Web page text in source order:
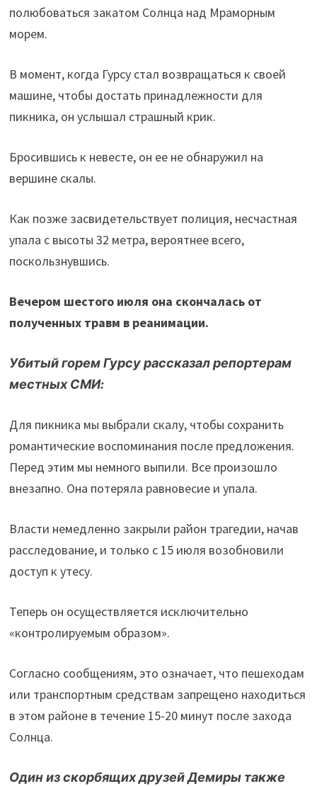
полюбоваться закатом Солнца над Мраморным
морем.
В момент, когда Гурсу стал возвращаться к своей
машине, чтобы достать принадлежности для
пикника, он услышал страшный крик.
Бросившись к невесте, он ее не обнаружил на
вершине скалы.
Как позже засвидетельствует полиция, несчастная
упала с высоты 32 метра, вероятнее всего,
поскользнувшись.
Вечером шестого июля она скончалась от
полученных травм в реанимации.
Убитый горем Гурсу рассказал репортерам
местных СМИ:
Для пикника мы выбрали скалу, чтобы сохранить
романтические воспоминания после предложения.
Перед этим мы немного выпили. Все произошло
внезапно. Она потеряла равновесие и упала.
Власти немедленно закрыли район трагедии, начав
расследование, и только с 15 июля возобновили
доступ к утесу.
Теперь он осуществляется исключительно
«контролируемым образом».
Согласно сообщениям, это означает, что пешеходам
или транспортным средствам запрещено находиться
в этом районе в течение 15-20 минут после захода
Солнца.
Один из скорбящих друзей Демиры также